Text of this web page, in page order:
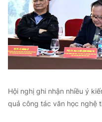
Hội nghị ghi nhận nhiều ý
quả công tác văn học nghệ